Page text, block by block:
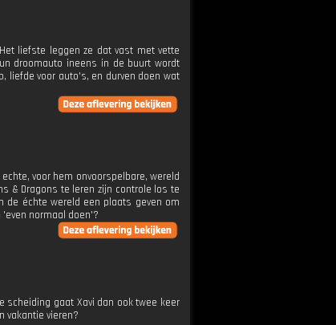
liefste leggen ze dat vast met vette
droomauto ineens in de buurt wordt
liefde voor auto's, en durven doen wat
voor hem onvoorspelbare, wereld
& Dragons te leren zijn controle los te
de échte wereld een plaats geven om
normaal doen'?
scheiding gaat Xavi dan ook twee keer
vakantie vieren?